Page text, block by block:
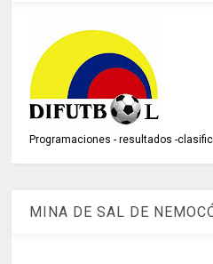
Programaciones - resultados -
MINA DE SAL DE